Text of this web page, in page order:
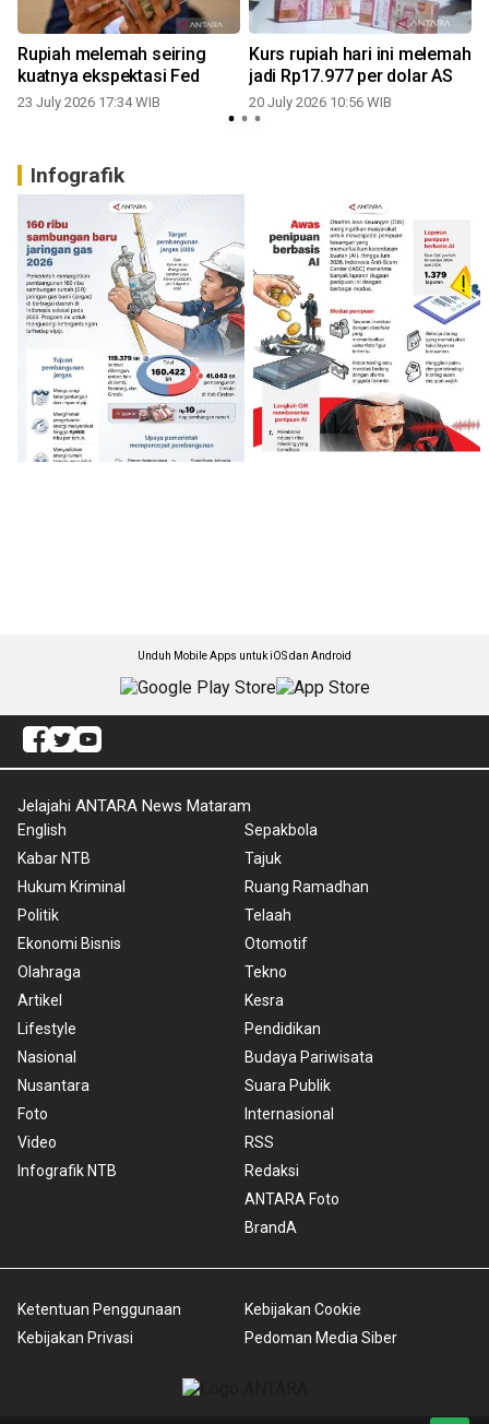
Rupiah melemah seiring
kuatnya ekspektasi Fed
23 July 2026 17:34 WIB
Kurs rupiah hari ini melemah
jadi Rp17.977 per dolar AS
20 July 2026 10:56 WIB
Infografik
Unduh Mobile Apps untuk iOS dan Android
Jelajahi ANTARA News Mataram
English
Kabar NTB
Hukum Kriminal
Politik
Ekonomi Bisnis
Olahraga
Artikel
Lifestyle
Nasional
Nusantara
Foto
Video
Infografik NTB
Sepakbola
Tajuk
Ruang Ramadhan
Telaah
Otomotif
Tekno
Kesra
Pendidikan
Budaya Pariwisata
Suara Publik
Internasional
RSS
Redaksi
ANTARA Foto
BrandA
Ketentuan Penggunaan
Kebijakan Privasi
Kebijakan Cookie
Pedoman Media Siber